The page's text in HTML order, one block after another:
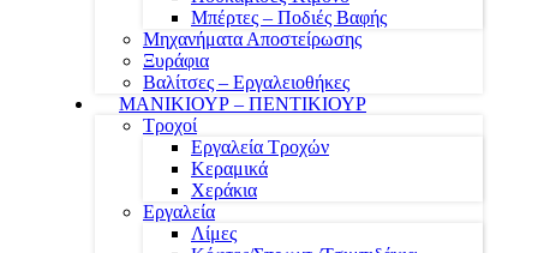
Μπέρτες – Ποδιές Βαφής
Μηχανήματα Αποστείρωσης
Ξυράφια
Βαλίτσες – Εργαλειοθήκες
ΜΑΝΙΚΙΟΥΡ – ΠΕΝΤΙΚΙΟΥΡ
Τροχοί
Εργαλεία Τροχών
Κεραμικά
Χεράκια
Εργαλεία
Λίμες